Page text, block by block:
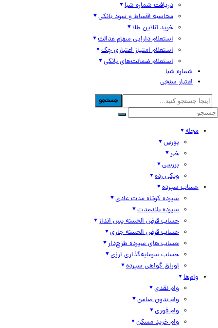
دریافت شماره شبا
محاسبه اقساط و سود بانکی
خرید آنلاین طلا
استعلام دارایی سهام عدالت
استعلام امتیاز اعتباری چک
استعلام ضمانت‌های بانکی
شماره شبا
اعتبار سنجی
جستجو
مجله
بورس
خبر
بررسی
ویکی رده
حساب سپرده
سپرده کوتاه مدت عادی
سپرده بلندمدت
حساب قرض الحسنه پس انداز
حساب قرض الحسنه جاری
حساب های سپرده طرح‌دار
حساب سرمایه‌گذاری ارزی
اوراق گواهی سپرده
وام‌ها
وام نقدی
وام بدون ضامن
وام فوری
وام خرید مسکن